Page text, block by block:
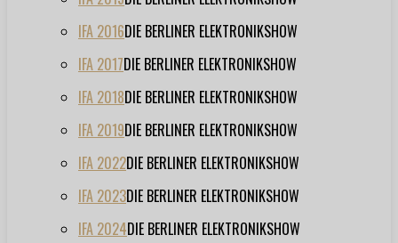
IFA 2016DIE BERLINER ELEKTRONIKSHOW
IFA 2017DIE BERLINER ELEKTRONIKSHOW
IFA 2018DIE BERLINER ELEKTRONIKSHOW
IFA 2019DIE BERLINER ELEKTRONIKSHOW
IFA 2022DIE BERLINER ELEKTRONIKSHOW
IFA 2023DIE BERLINER ELEKTRONIKSHOW
IFA 2024DIE BERLINER ELEKTRONIKSHOW